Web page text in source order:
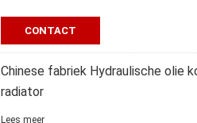
CONTACT
Chinese fabriek Hydraulische olie
radiator
Lees meer